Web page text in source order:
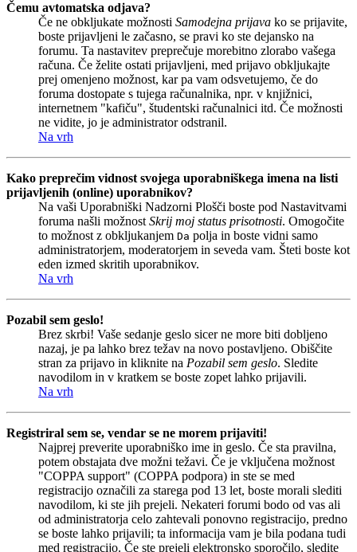
Čemu avtomatska odjava?
Če ne obkljukate možnosti Samodejna prijava ko se prijavite,
boste prijavljeni le začasno, se pravi ko ste dejansko na
forumu. Ta nastavitev preprečuje morebitno zlorabo vašega
računa. Če želite ostati prijavljeni, med prijavo obkljukajte
prej omenjeno možnost, kar pa vam odsvetujemo, če do
foruma dostopate s tujega računalnika, npr. v knjižnici,
internetnem "kafiču", študentski računalnici itd. Če možnosti
ne vidite, jo je administrator odstranil.
Na vrh
Kako preprečim vidnost svojega uporabniškega imena na listi
prijavljenih (online) uporabnikov?
Na vaši Uporabniški Nadzorni Plošči boste pod Nastavitvami
foruma našli možnost Skrij moj status prisotnosti. Omogočite
to možnost z obkljukanjem Da polja in boste vidni samo
administratorjem, moderatorjem in seveda vam. Šteti boste kot
eden izmed skritih uporabnikov.
Na vrh
Pozabil sem geslo!
Brez skrbi! Vaše sedanje geslo sicer ne more biti dobljeno
nazaj, je pa lahko brez težav na novo postavljeno. Obiščite
stran za prijavo in kliknite na Pozabil sem geslo. Sledite
navodilom in v kratkem se boste zopet lahko prijavili.
Na vrh
Registriral sem se, vendar se ne morem prijaviti!
Najprej preverite uporabniško ime in geslo. Če sta pravilna,
potem obstajata dve možni težavi. Če je vključena možnost
"COPPA support" (COPPA podpora) in ste se med
registracijo označili za starega pod 13 let, boste morali slediti
navodilom, ki ste jih prejeli. Nekateri forumi bodo od vas ali
od administratorja celo zahtevali ponovno registracijo, predno
se boste lahko prijavili; ta informacija vam je bila podana tudi
med registracijo. Če ste prejeli elektronsko sporočilo, sledite